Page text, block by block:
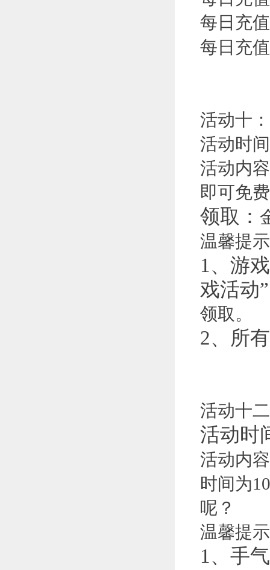
每日充值
每日充值
活动十
活动时
活动内
即可免费
领取：
温馨提
1、游
戏活动
领取。
2、 所
活动十
活动时
活动内
时间为
呢？
温馨提
1、手